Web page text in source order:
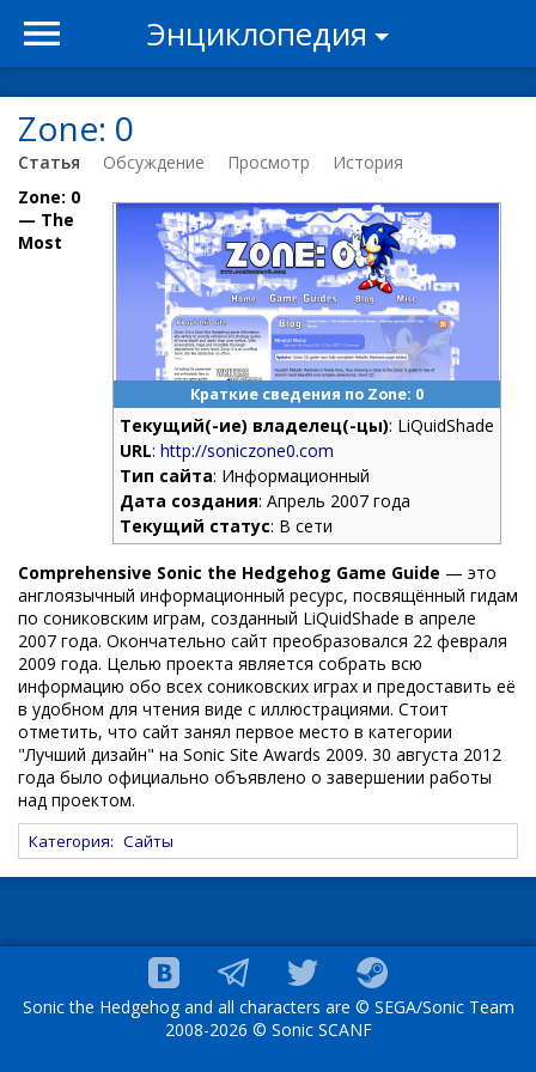
Энциклопедия
Zone: 0
Статья Обсуждение Просмотр История
Краткие сведения по Zone: 0
Текущий(-ие) владелец(-цы): LiQuidShade
URL: http://soniczone0.com
Тип сайта: Информационный
Дата создания: Апрель 2007 года
Текущий статус: В сети
Zone: 0
— The
Most
Comprehensive Sonic the Hedgehog Game Guide — это
англоязычный информационный ресурс, посвящённый гидам
по сониковским играм, созданный LiQuidShade в апреле
2007 года. Окончательно сайт преобразовался 22 февраля
2009 года. Целью проекта является собрать всю
информацию обо всех сониковских играх и предоставить её
в удобном для чтения виде с иллюстрациями. Стоит
отметить, что сайт занял первое место в категории
"Лучший дизайн" на Sonic Site Awards 2009. 30 августа 2012
года было официально объявлено о завершении работы
над проектом.
Категория: Сайты
Sonic the Hedgehog and all characters are © SEGA/Sonic Team
2008-2026 © Sonic SCANF